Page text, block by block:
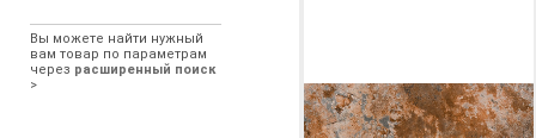
Вы можете найти нужный
вам товар по параметрам
через расширенный поиск
>